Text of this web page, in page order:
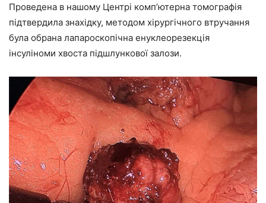
Проведена в нашому Центрі комп’ютерна томографія
підтвердила знахідку, методом хірургічного втручання
була обрана лапароскопічна енуклеорезекція
інсуліноми хвоста підшлункової залози.